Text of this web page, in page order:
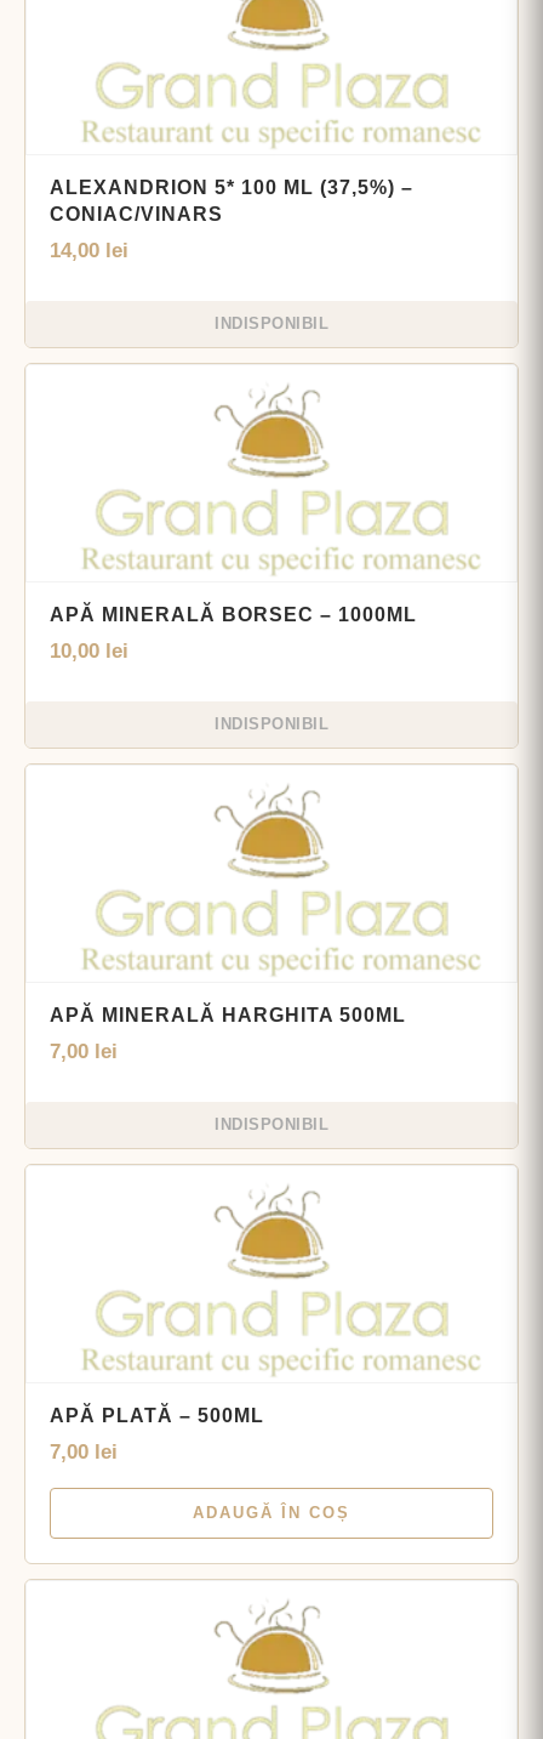
ALEXANDRION 5* 100 ML (37,5%) –
CONIAC/VINARS
14,00 lei
INDISPONIBIL
APĂ MINERALĂ BORSEC – 1000ML
10,00 lei
INDISPONIBIL
APĂ MINERALĂ HARGHITA 500ML
7,00 lei
INDISPONIBIL
APĂ PLATĂ – 500ML
7,00 lei
ADAUGĂ ÎN COȘ